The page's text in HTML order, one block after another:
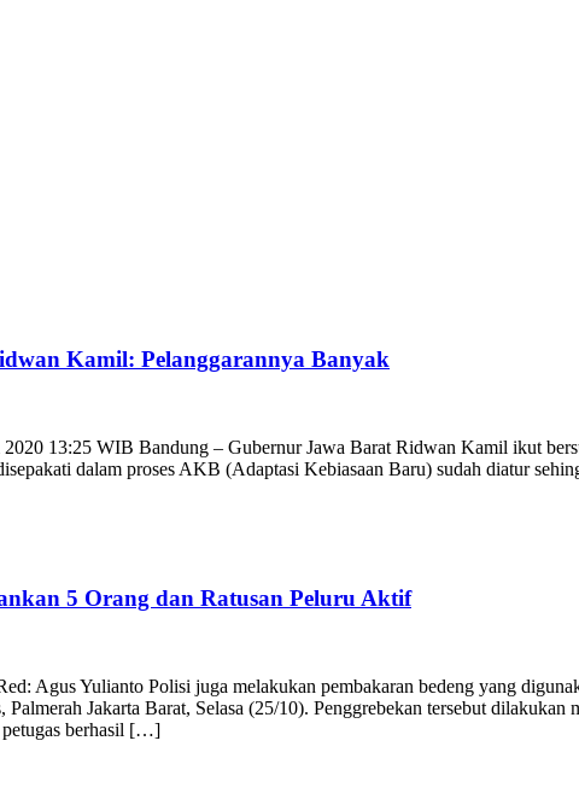
Kamil: Pelanggarannya Banyak
13:25 WIB Bandung – Gubernur Jawa Barat Ridwan Kamil ikut
dalam proses AKB (Adaptasi Kebiasaan Baru) sudah diatur
5 Orang dan Ratusan Peluru Aktif
Agus Yulianto Polisi juga melakukan pembakaran bedeng yang
Jakarta Barat, Selasa (25/10). Penggrebekan tersebut
petugas berhasil […]